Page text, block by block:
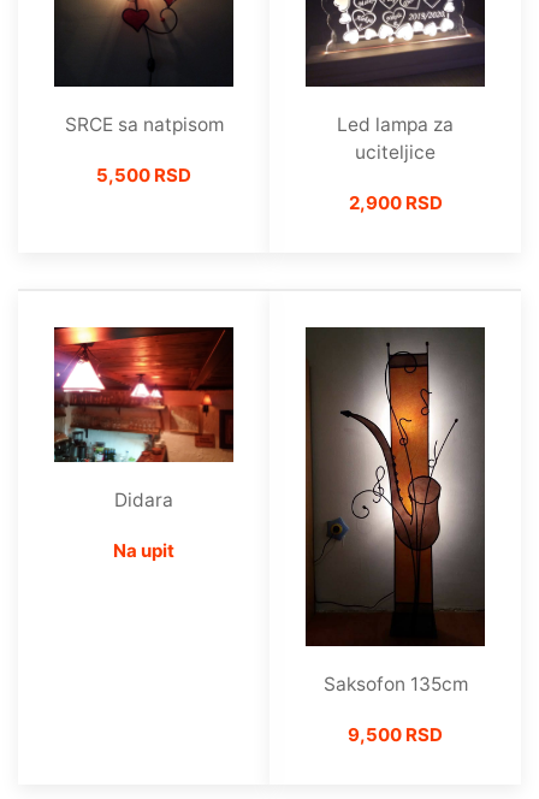
SRCE sa natpisom
5,500 RSD
Led lampa za
uciteljice
2,900 RSD
Didara
Na upit
Saksofon 135cm
9,500 RSD